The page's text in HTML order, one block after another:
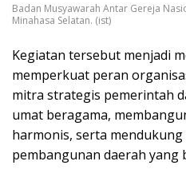
Badan Musyawarah Antar Gereja
Minahasa Selatan. (ist)
Kegiatan tersebut menjadi
memperkuat peran
mitra strategis pemerintah
umat beragama,
harmonis, serta mendukung
pembangunan daerah yang